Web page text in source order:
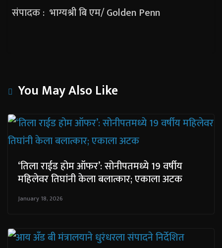
संपादक : भाग्यश्री बि एम/ Golden Penn
You May Also Like
‘तिला राईड होम ऑफर’: सोनीपतमध्ये 19 वर्षीय
महिलेवर तिघांनी केला बलात्कार; एकाला अटक
January 18, 2026